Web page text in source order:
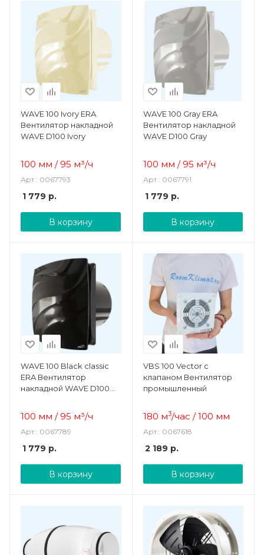
WAVE 100 Ivory ERA
Вентилятор накладной
WAVE D100 Ivory
100 мм /95 м³/ч
Арт.: 0067793
1 779 р.
В корзину
WAVE 100 Gray ERA
Вентилятор накладной
WAVE D100 Gray
100 мм /95 м³/ч
Арт.: 0067791
1 779 р.
В корзину
WAVE 100 Black classic
ERA Вентилятор
накладной WAVE D100
100 мм /95 м³/ч
Арт.: 0067789
1 779 р.
В корзину
VBS 100 Vector с
клапаном Вентилятор
промышленный
180 м3/час / 100 мм
Арт.: 0067618
2 189 р.
В корзину